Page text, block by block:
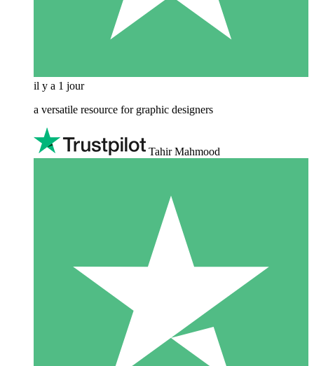
il y a 1 jour
a versatile resource for graphic designers
Tahir Mahmood